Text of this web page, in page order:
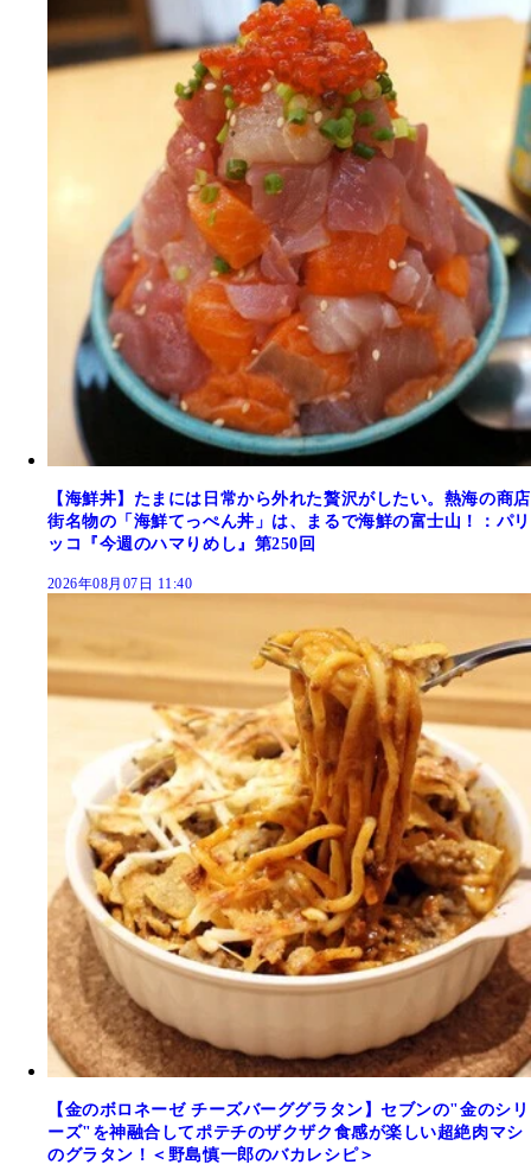
【海鮮丼】たまには日常から外れた贅沢がしたい。熱海の商店
街名物の「海鮮てっぺん丼」は、まるで海鮮の富士山！：パリ
ッコ『今週のハマりめし』第250回
2026年08月07日 11:40
【金のボロネーゼ チーズバーググラタン】セブンの"金のシリ
ーズ"を神融合してポテチのザクザク食感が楽しい超絶肉マシ
のグラタン！＜野島慎一郎のバカレシピ＞